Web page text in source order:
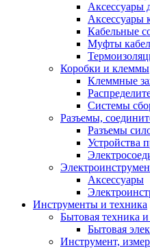
Аксессуары
Аксессуары
Кабельные
Муфты
Коробки и клеммы
Клеммные
Системы
Разъемы,
Разъемы
Устройства
Аксессуары
Инструменты и техника
Бытовая техника
Бытовая
Инструмент,